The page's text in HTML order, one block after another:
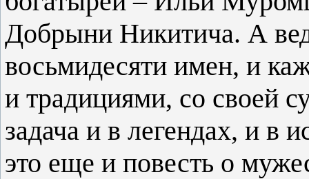
Добрыни Никитича. А
восьмидесяти имен, и
и традициями, со своей
задача и в легендах, и в
это еще и повесть о